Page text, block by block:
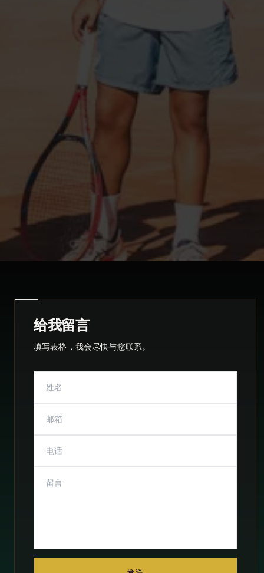
给我留言
填写表格，我会尽快与您联系。